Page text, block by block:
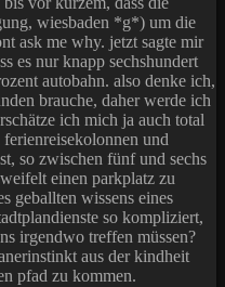
wiesbaden *g*) um die
ask me why. jetzt sagte mir
es nur knapp sechshundert
autobahn. also denke ich,
brauche, daher werde ich
ich mich ja auch total
und
so zwischen fünf und sechs
einen parkplatz zu
geballten wissens eines
so kompliziert,
irgendwo treffen müssen?
aus der kindheit
pfad zu kommen.